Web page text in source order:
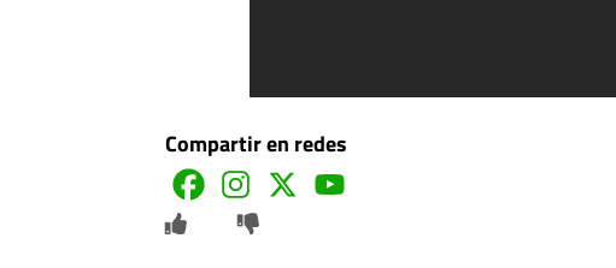
Compartir en redes